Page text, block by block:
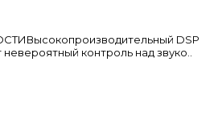
DSP
контроль над звуко..